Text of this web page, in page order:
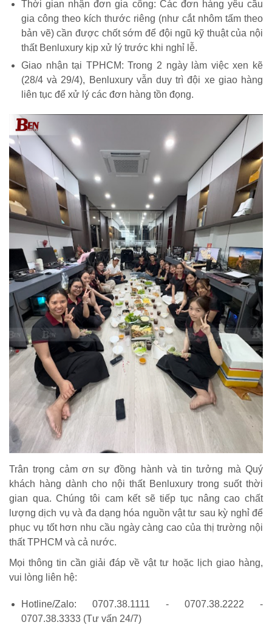
Thời gian nhận đơn gia công: Các đơn hàng yêu cầu
gia công theo kích thước riêng (như cắt nhôm tấm theo
bản vẽ) cần được chốt sớm để đội ngũ kỹ thuật của nội
thất Benluxury kịp xử lý trước khi nghỉ lễ.
Giao nhận tại TPHCM: Trong 2 ngày làm việc xen kẽ
(28/4 và 29/4), Benluxury vẫn duy trì đội xe giao hàng
liên tục để xử lý các đơn hàng tồn đọng.
Trân trọng cảm ơn sự đồng hành và tin tưởng mà Quý
khách hàng dành cho nội thất Benluxury trong suốt thời
gian qua. Chúng tôi cam kết sẽ tiếp tục nâng cao chất
lượng dịch vụ và đa dạng hóa nguồn vật tư sau kỳ nghỉ để
phục vụ tốt hơn nhu cầu ngày càng cao của thị trường nội
thất TPHCM và cả nước.
Mọi thông tin cần giải đáp về vật tư hoặc lịch giao hàng,
vui lòng liên hệ:
Hotline/Zalo: 0707.38.1111 - 0707.38.2222 -
0707.38.3333 (Tư vấn 24/7)